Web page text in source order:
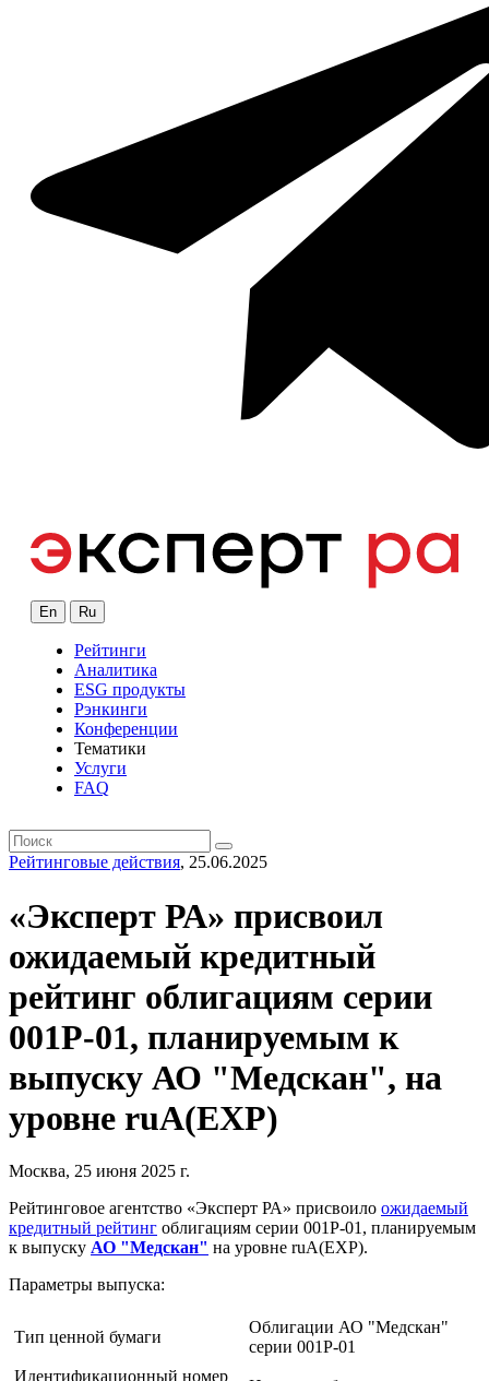
En Ru
Рейтинги
Аналитика
ESG продукты
Рэнкинги
Конференции
Тематики
Услуги
FAQ
Рейтинговые действия, 25.06.2025
«Эксперт РА» присвоил
ожидаемый кредитный
рейтинг облигациям серии
001P-01, планируемым к
выпуску АО "Медскан", на
уровне ruA(EXP)
Москва, 25 июня 2025 г.
Рейтинговое агентство «Эксперт РА» присвоило ожидаемый
кредитный рейтинг облигациям серии 001P-01, планируемым
к выпуску АО "Медскан" на уровне ruA(EXP).
Параметры выпуска:
Тип ценной бумаги
Облигации АО "Медскан"
серии 001P-01
Идентификационный номер